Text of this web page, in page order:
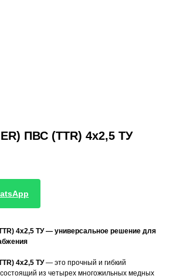
ПВС (TTR) 4х2,5 ТУ
4х2,5 ТУ — универсальное решение для
4х2,5 ТУ— это прочный и гибкий
состоящий из четырех многожильных медных